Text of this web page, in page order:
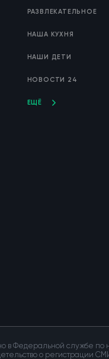
РАЗВЛЕКАТЕЛЬНОЕ
НАША КУХНЯ
НАШИ ДЕТИ
НОВОСТИ 24
ЕЩЁ
в Федеральной службе
о регистрации